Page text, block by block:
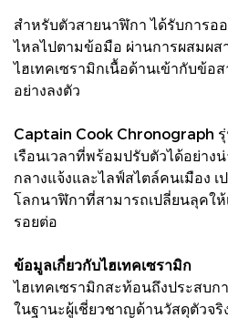
สำหรับตัวสายนาฬิกา ได้รับการอ
ไหลไปตามข้อมือ ผ่านการผสมผ
ไฮเทคเซรามิกเนื้อด้านเข้ากับข้อ
อย่างลงตัว
Captain Cook Chronograph รุ่
เรือนเวลาที่พร้อมปรับตัวได้อย่า
กลางแจ้งและไลฟ์สไตล์คนเมือง เ
โลกนาฬิกาที่สามารถเปลี่ยนลุคใ
รอยต่อ
ข้อมูลเกี่ยวกับไฮเทคเซรามิก
ไฮเทคเซรามิกสะท้อนถึงประสบ
ในฐานะผู้เชี่ยวชาญด้านวัสดุตัวจริ